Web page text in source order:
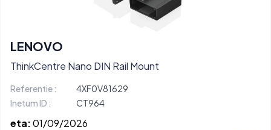
LENOVO
ThinkCentre Nano DIN Rail Mount
Referentie :
4XF0V81629
Inetum ID :
CT964
eta:01/09/2026